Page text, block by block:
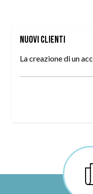
Nuovi Clienti
La creazione di un